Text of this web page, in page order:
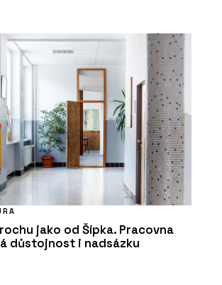
jako od Šípka. Pracovna
důstojnost i nadsázku